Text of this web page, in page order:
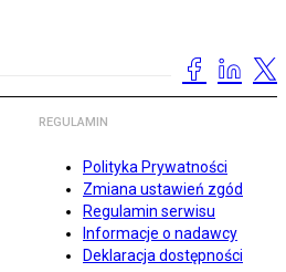
REGULAMIN
Polityka Prywatności
Zmiana ustawień zgód
Regulamin serwisu
Informacje o nadawcy
Deklaracja dostępności